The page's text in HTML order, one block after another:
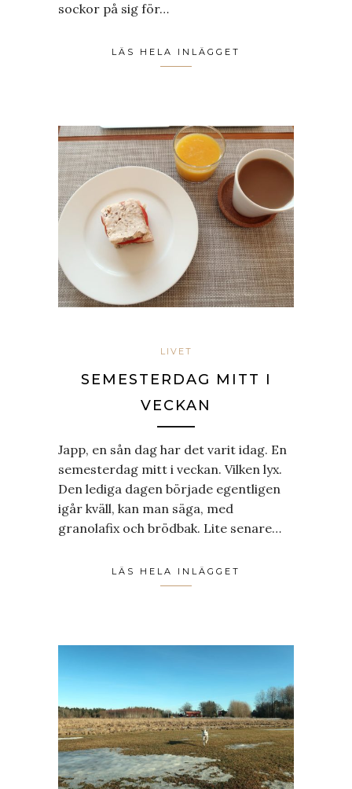
sockor på sig för…
LÄS HELA INLÄGGET
LIVET
SEMESTERDAG MITT I
VECKAN
Japp, en sån dag har det varit idag. En
semesterdag mitt i veckan. Vilken lyx.
Den lediga dagen började egentligen
igår kväll, kan man säga, med
granolafix och brödbak. Lite senare…
LÄS HELA INLÄGGET